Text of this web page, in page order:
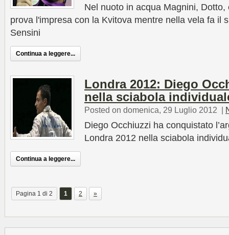
Nel nuoto in acqua Magnini,
prova l'impresa con la Kvitova mentre nella vela fa il
Sensini
Continua a leggere...
Londra 2012: Diego
nella sciabola
Posted on domenica, 29 Luglio 2012 |
Diego Occhiuzzi ha conquistato
Londra 2012 nella sciabola
Continua a leggere...
Pagina 1 di 2 1 2 »